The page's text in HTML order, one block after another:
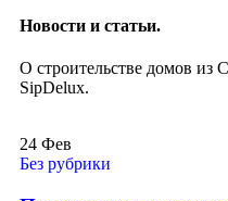
Новости и статьи.
О строительстве домов
SipDelux.
24 Фев
Без рубрики